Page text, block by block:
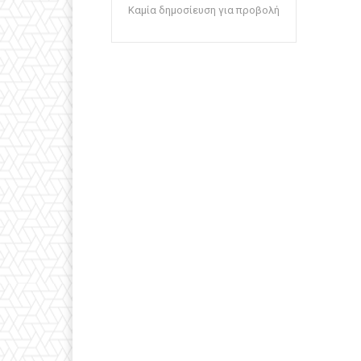
Καμία δημοσίευση για προβολή